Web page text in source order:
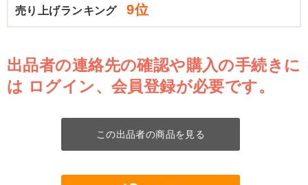
売り上げランキング 9位
出品者の連絡先の確認や購入の手続きに
は ログイン、会員登録が必要です。
この出品者の商品を見る